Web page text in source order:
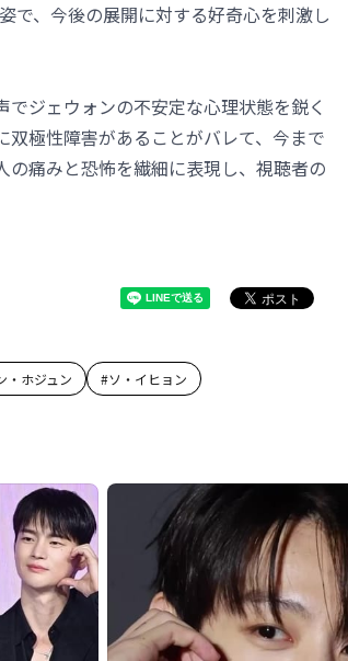
で、今後の展開に対する好奇心を刺激し
ジェウォンの不安定な心理状態を鋭く
極性障害があることがバレて、今まで
痛みと恐怖を繊細に表現し、視聴者の
・ホジュン #ソ・イヒョン